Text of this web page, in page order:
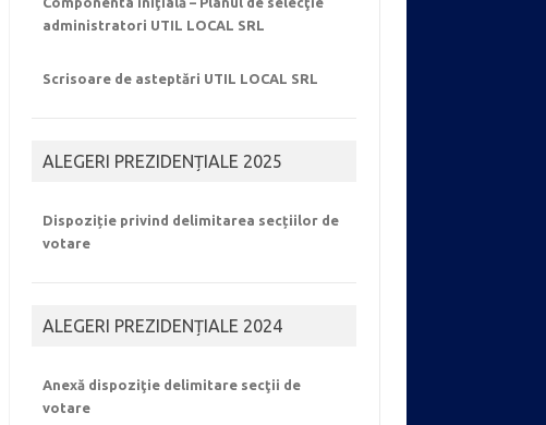
administratori UTIL LOCAL SRL
Scrisoare de asteptări UTIL LOCAL SRL
ALEGERI PREZIDENȚIALE 2025
Dispoziție privind delimitarea secțiilor de
votare
ALEGERI PREZIDENȚIALE 2024
Anexă dispoziţie delimitare secţii de
votare